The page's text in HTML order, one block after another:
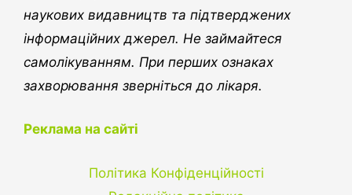
наукових видавництв та підтверджених
інформаційних джерел. Не займайтеся
самолікуванням. При перших ознаках
захворювання зверніться до лікаря.
Реклама на сайті
Політика Конфіденційності